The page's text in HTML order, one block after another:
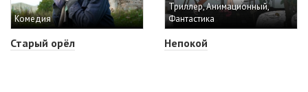
Комедия
Старый орёл
Триллер, Анимационный,
Фантастика
Непокой